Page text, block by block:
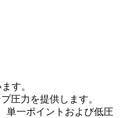
す。
圧力を提供します。
単一ポイントおよび低圧